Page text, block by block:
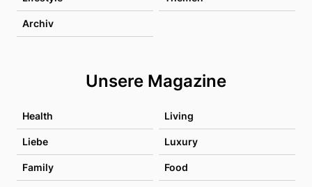
Archiv
Unsere Magazine
Health Living
Liebe Luxury
Family Food